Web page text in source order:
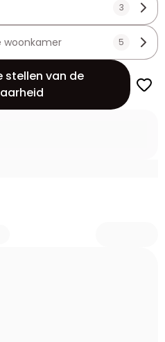
3
woonkamer 5
stellen van de